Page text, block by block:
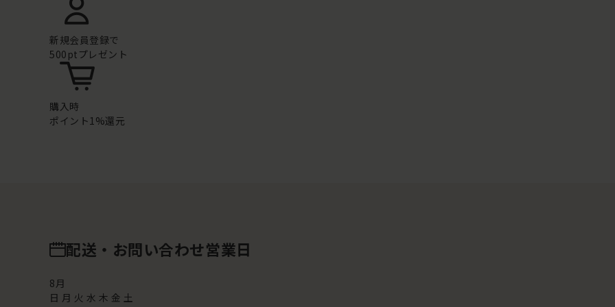
新規会員登録で
500ptプレゼント
購入時
ポイント1%還元
配送・お問い合わせ営業日
8月
日 月 火 水 木 金 土